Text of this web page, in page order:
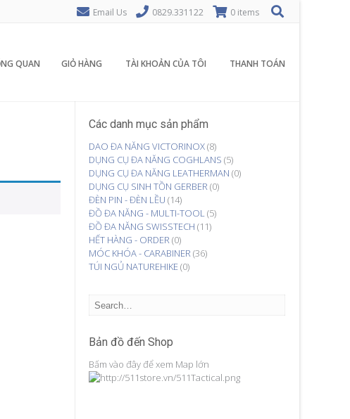
Email Us 0829.331122 0 items
QUAN GIỎ HÀNG TÀI KHOẢN CỦA TÔI THANH TOÁN
Các danh mục sản phẩm
DAO ĐA NĂNG VICTORINOX(8)
DỤNG CỤ ĐA NĂNG COGHLANS (5)
DỤNG CỤ ĐA NĂNG LEATHERMAN (0)
DỤNG CỤ SINH TỒN GERBER(0)
ĐÈN PIN - ĐÈN LỀU (14)
ĐỒ ĐA NĂNG - MULTI-TOOL(5)
ĐỒ ĐA NĂNG SWISSTECH (11)
HẾT HÀNG - ORDER(0)
MÓC KHÓA - CARABINER(36)
TÚI NGỦ NATUREHIKE(0)
Bản đồ đến Shop
Bấm vào đây để xem Map lớn